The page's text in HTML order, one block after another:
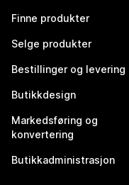
Finne produkter
Selge produkter
Bestillinger og levering
Butikkdesign
Markedsføring og
konvertering
Butikkadministrasjon